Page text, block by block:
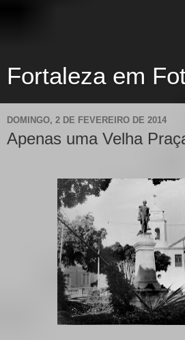
Fortaleza em
DOMINGO, 2 DE FEVEREIRO DE 2014
Apenas uma Velha